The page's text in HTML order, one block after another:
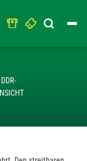
Search
for:
GALTEN